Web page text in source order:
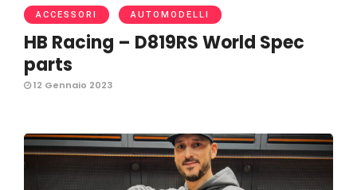
ACCESSORI AUTOMODELLI
HB Racing – D819RS World Spec
parts
12 Gennaio 2023